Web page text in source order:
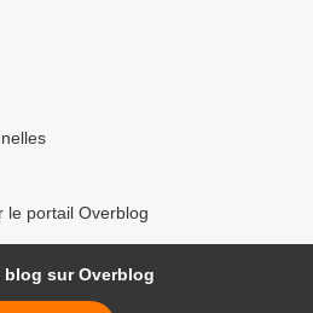
le portail Overblog
blog sur Overblog